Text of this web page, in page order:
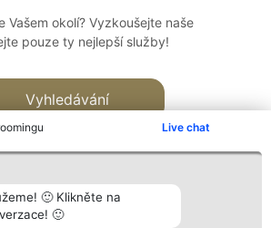
Live chat
🙂 Klikněte na
🙂
Vašem okolí? Vyzkoušejte naše
pouze ty nejlepší služby!
Vyhledávání